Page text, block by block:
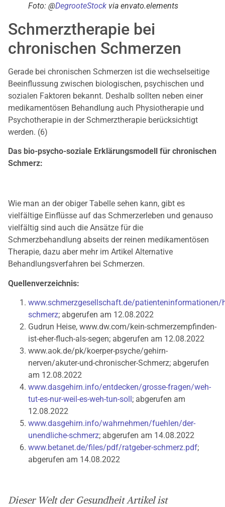
Foto: @DegrooteStock via envato.elements
Schmerztherapie bei
chronischen Schmerzen
Gerade bei chronischen Schmerzen ist die wechselseitige
Beeinflussung zwischen biologischen, psychischen und
sozialen Faktoren bekannt. Deshalb sollten neben einer
medikamentösen Behandlung auch Physiotherapie und
Psychotherapie in der Schmerztherapie berücksichtigt
werden. (6)
Das bio-psycho-soziale Erklärungsmodell für chronischen
Schmerz:
Wie man an der obiger Tabelle sehen kann, gibt es
vielfältige Einflüsse auf das Schmerzerleben und genauso
vielfältig sind auch die Ansätze für die
Schmerzbehandlung abseits der reinen medikamentösen
Therapie, dazu aber mehr im Artikel Alternative
Behandlungsverfahren bei Schmerzen.
Quellenverzeichnis:
www.schmerzgesellschaft.de/patienteninformationen/
schmerz; abgerufen am 12.08.2022
Gudrun Heise, www.dw.com/kein-schmerzempfinden-
ist-eher-fluch-als-segen; abgerufen am 12.08.2022
www.aok.de/pk/koerper-psyche/gehirn-
nerven/akuter-und-chronischer-Schmerz; abgerufen
am 12.08.2022
www.dasgehirn.info/entdecken/grosse-fragen/weh-
tut-es-nur-weil-es-weh-tun-soll; abgerufen am
12.08.2022
www.dasgehirn.info/wahrnehmen/fuehlen/der-
unendliche-schmerz; abgerufen am 14.08.2022
www.betanet.de/files/pdf/ratgeber-schmerz.pdf;
abgerufen am 14.08.2022
Dieser Welt der Gesundheit Artikel ist